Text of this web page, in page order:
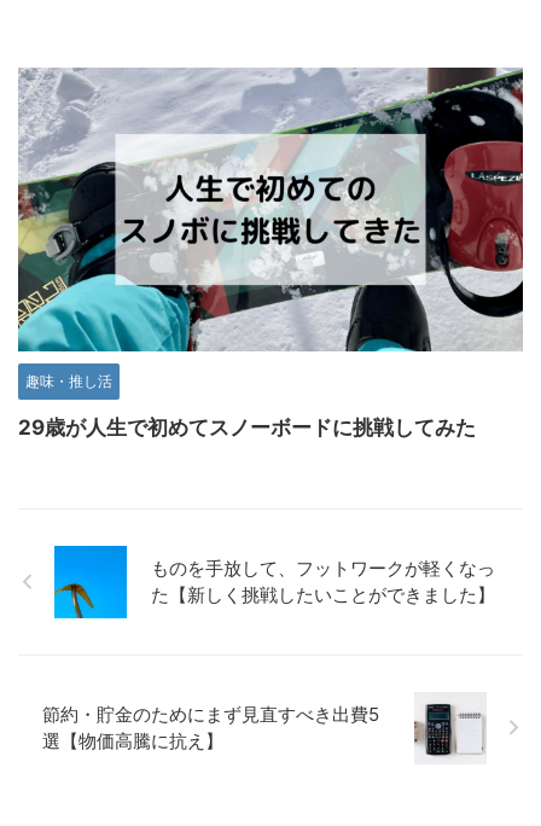
趣味・推し活
29歳が人生で初めてスノーボードに挑戦してみた
ものを手放して、フットワークが軽くなっ
た【新しく挑戦したいことができました】
節約・貯金のためにまず見直すべき出費5
選【物価高騰に抗え】